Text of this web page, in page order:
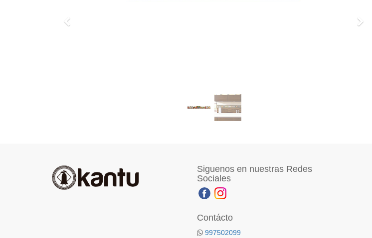
Siguenos en nuestras Redes
Sociales
Contácto
997502099